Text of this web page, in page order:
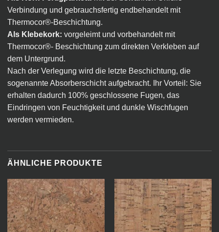
Verbindung und gebrauchsfertig endbehandelt mit
Thermocor®-Beschichtung.
Als Klebekork: vorgeleimt und vorbehandelt mit
Thermocor®- Beschichtung zum direkten Verkleben auf
dem Untergrund.
Nach der Verlegung wird die letzte Beschichtung, die
sogenannte Absorberschicht aufgebracht. Ihr Vorteil: Sie
erhalten dadurch 100% geschlossene Fugen, das
Eindringen von Feuchtigkeit und dunkle Wischfugen
werden vermieden.
ÄHNLICHE PRODUKTE